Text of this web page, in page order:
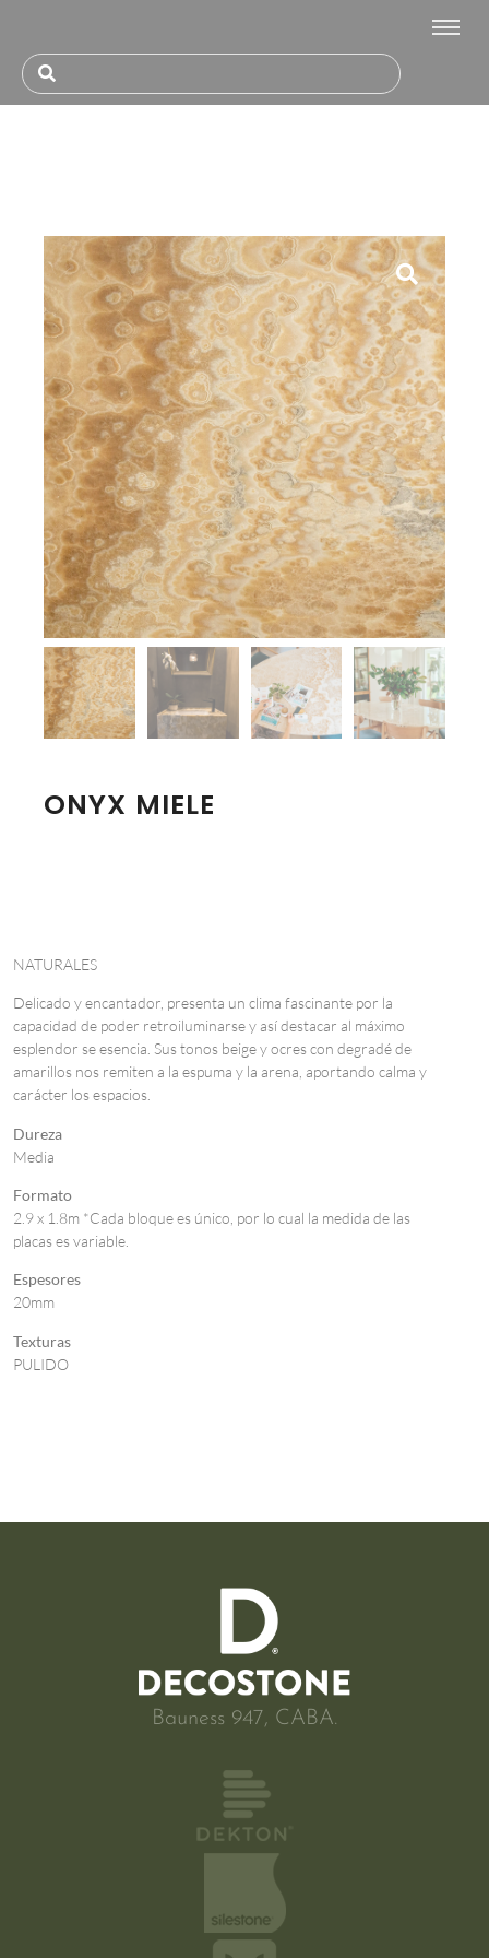
ONYX MIELE
NATURALES
Delicado y encantador, presenta un clima fascinante por la
capacidad de poder retroiluminarse y así destacar al máximo
esplendor se esencia. Sus tonos beige y ocres con degradé de
amarillos nos remiten a la espuma y la arena, aportando calma y
carácter los espacios.
Dureza
Media
Formato
2.9 x 1.8m *Cada bloque es único, por lo cual la medida de las
placas es variable.
Espesores
20mm
Texturas
PULIDO
Bauness 947, CABA.